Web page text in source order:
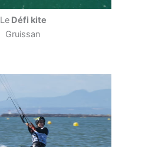
LeDéfi kite
Gruissan